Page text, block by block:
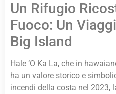
Un Rifugio
Fuoco: Un
Big Island
Hale ‘O Ka La, che in
ha un valore storico e
incendi della costa nel 2023,